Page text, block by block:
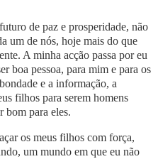
de paz e prosperidade, não
um de nós, hoje mais do que
A minha acção passa por eu
boa pessoa, para mim e para os
e a informação, a
filhos para serem homens
bom para eles.
os meus filhos com força,
um mundo em que eu não